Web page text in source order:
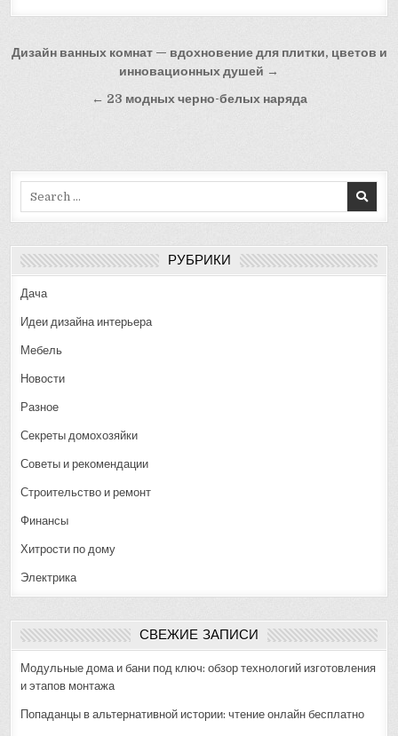
Навигация
записям
Дизайн ванных комнат — вдохновение для плитки, цветов и
инновационных душей →
← 23 модных черно-белых наряда
РУБРИКИ
Дача
Идеи дизайна интерьера
Мебель
Новости
Разное
Секреты домохозяйки
Советы и рекомендации
Строительство и ремонт
Финансы
Хитрости по дому
Электрика
СВЕЖИЕ ЗАПИСИ
Модульные дома и бани под ключ: обзор технологий изготовления
и этапов монтажа
Попаданцы в альтернативной истории: чтение онлайн бесплатно